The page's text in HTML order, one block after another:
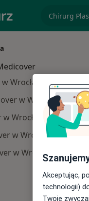
Wrocławiu
w Wrocławiu
Wrocławiu
w Wrocławiu
w Wrocławiu
Specjaliści w
Akceptując,
technologii)
Twoje